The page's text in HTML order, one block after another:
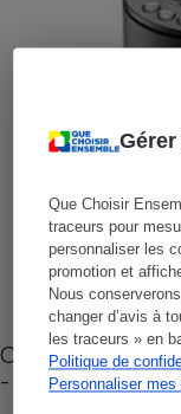
Que Choisir
traceurs pour
personnaliser les
promotion et
Nous
changer d’avis à
les traceurs » en
Politique de
Personnaliser
Cafetière à
- Premières